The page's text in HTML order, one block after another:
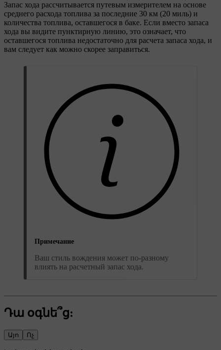
Запас хода рассчитывается путевым измерителем на основе
среднего расхода топлива за последние 30 км (20 миль) и
количества топлива, оставшегося в баке. Если вместо запаса
хода вы видите пунктирную линию, это означает, что
оставшегося топлива недостаточно для расчета запаса хода, и
вам следует как можно скорее заправиться.
Примечание
Ваш стиль вождения может по-разному
влиять на расчетный запас хода.
Դա օգնե՞ց:
Այո Ոչ